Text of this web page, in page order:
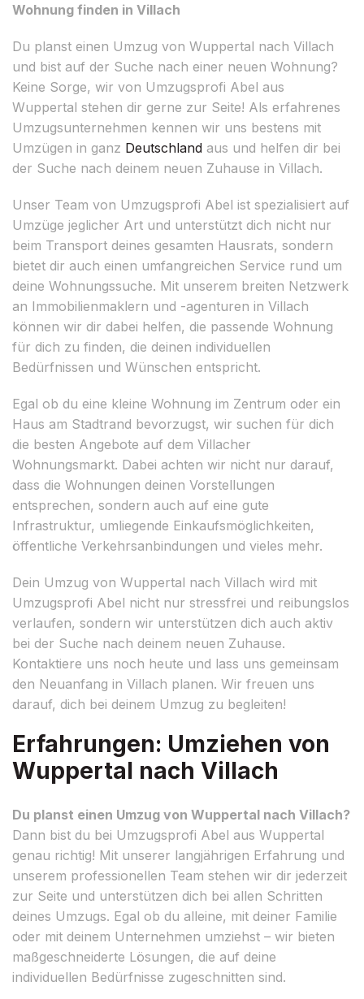
Wohnung finden in Villach
Du planst einen Umzug von Wuppertal nach Villach
und bist auf der Suche nach einer neuen Wohnung?
Keine Sorge, wir von Umzugsprofi Abel aus
Wuppertal stehen dir gerne zur Seite! Als erfahrenes
Umzugsunternehmen kennen wir uns bestens mit
Umzügen in ganz Deutschland aus und helfen dir bei
der Suche nach deinem neuen Zuhause in Villach.
Unser Team von Umzugsprofi Abel ist spezialisiert auf
Umzüge jeglicher Art und unterstützt dich nicht nur
beim Transport deines gesamten Hausrats, sondern
bietet dir auch einen umfangreichen Service rund um
deine Wohnungssuche. Mit unserem breiten Netzwerk
an Immobilienmaklern und -agenturen in Villach
können wir dir dabei helfen, die passende Wohnung
für dich zu finden, die deinen individuellen
Bedürfnissen und Wünschen entspricht.
Egal ob du eine kleine Wohnung im Zentrum oder ein
Haus am Stadtrand bevorzugst, wir suchen für dich
die besten Angebote auf dem Villacher
Wohnungsmarkt. Dabei achten wir nicht nur darauf,
dass die Wohnungen deinen Vorstellungen
entsprechen, sondern auch auf eine gute
Infrastruktur, umliegende Einkaufsmöglichkeiten,
öffentliche Verkehrsanbindungen und vieles mehr.
Dein Umzug von Wuppertal nach Villach wird mit
Umzugsprofi Abel nicht nur stressfrei und reibungslos
verlaufen, sondern wir unterstützen dich auch aktiv
bei der Suche nach deinem neuen Zuhause.
Kontaktiere uns noch heute und lass uns gemeinsam
den Neuanfang in Villach planen. Wir freuen uns
darauf, dich bei deinem Umzug zu begleiten!
Erfahrungen: Umziehen von
Wuppertal nach Villach
Du planst einen Umzug von Wuppertal nach Villach?
Dann bist du bei Umzugsprofi Abel aus Wuppertal
genau richtig! Mit unserer langjährigen Erfahrung und
unserem professionellen Team stehen wir dir jederzeit
zur Seite und unterstützen dich bei allen Schritten
deines Umzugs. Egal ob du alleine, mit deiner Familie
oder mit deinem Unternehmen umziehst – wir bieten
maßgeschneiderte Lösungen, die auf deine
individuellen Bedürfnisse zugeschnitten sind.